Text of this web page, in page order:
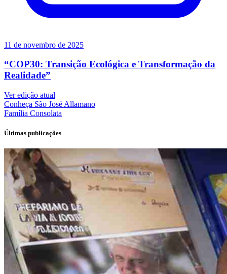
11 de novembro de 2025
“COP30: Transição Ecológica e Transformação da
Realidade”
Ver edição atual
Conheça São José Allamano
Família Consolata
Últimas publicações